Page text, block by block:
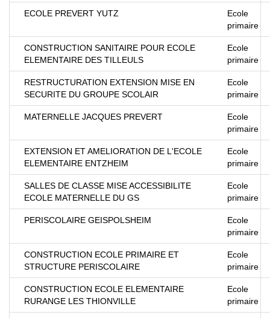
ECOLE PREVERT YUTZ
Ecole
primaire
CONSTRUCTION SANITAIRE POUR ECOLE
ELEMENTAIRE DES TILLEULS
Ecole
primaire
RESTRUCTURATION EXTENSION MISE EN
SECURITE DU GROUPE SCOLAIR
Ecole
primaire
MATERNELLE JACQUES PREVERT
Ecole
primaire
EXTENSION ET AMELIORATION DE L'ECOLE
ELEMENTAIRE ENTZHEIM
Ecole
primaire
SALLES DE CLASSE MISE ACCESSIBILITE
ECOLE MATERNELLE DU GS
Ecole
primaire
PERISCOLAIRE GEISPOLSHEIM
Ecole
primaire
CONSTRUCTION ECOLE PRIMAIRE ET
STRUCTURE PERISCOLAIRE
Ecole
primaire
CONSTRUCTION ECOLE ELEMENTAIRE
RURANGE LES THIONVILLE
Ecole
primaire